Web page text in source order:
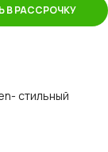
В РАССРОЧКУ
стильный